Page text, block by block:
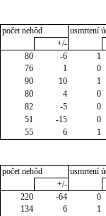
počet nehôd
usmrtení
+/-
80 -6
1
76 1
0
90 10
1
80 4
0
82 -5
0
51 -15
0
55 6 1
počet nehôd
usmrtení
+/-
220 -64
0
134 6
1